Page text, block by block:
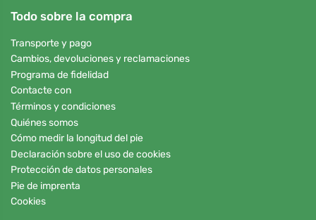
Todo sobre la compra
Transporte y pago
Cambios, devoluciones y reclamaciones
Programa de fidelidad
Contacte con
Términos y condiciones
Quiénes somos
Cómo medir la longitud del pie
Declaración sobre el uso de cookies
Protección de datos personales
Pie de imprenta
Cookies